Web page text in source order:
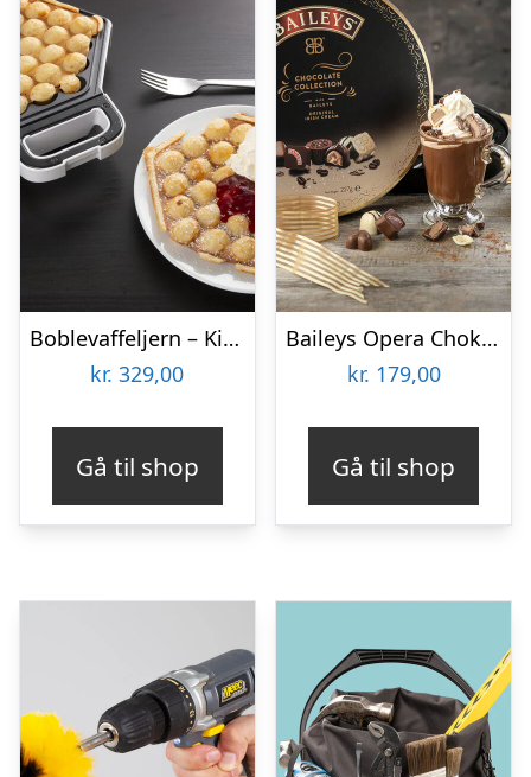
Boblevaffeljern – KitchPro
kr. 329,00
Gå til shop
Baileys Opera Chokoladeæske
kr. 179,00
Gå til shop